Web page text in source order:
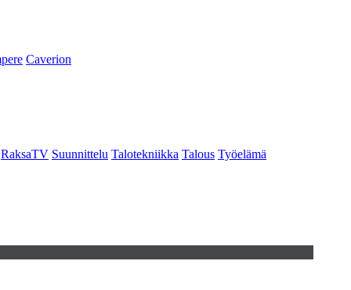
Caverion
RaksaTV Suunnittelu Talotekniikka Talous Työelämä